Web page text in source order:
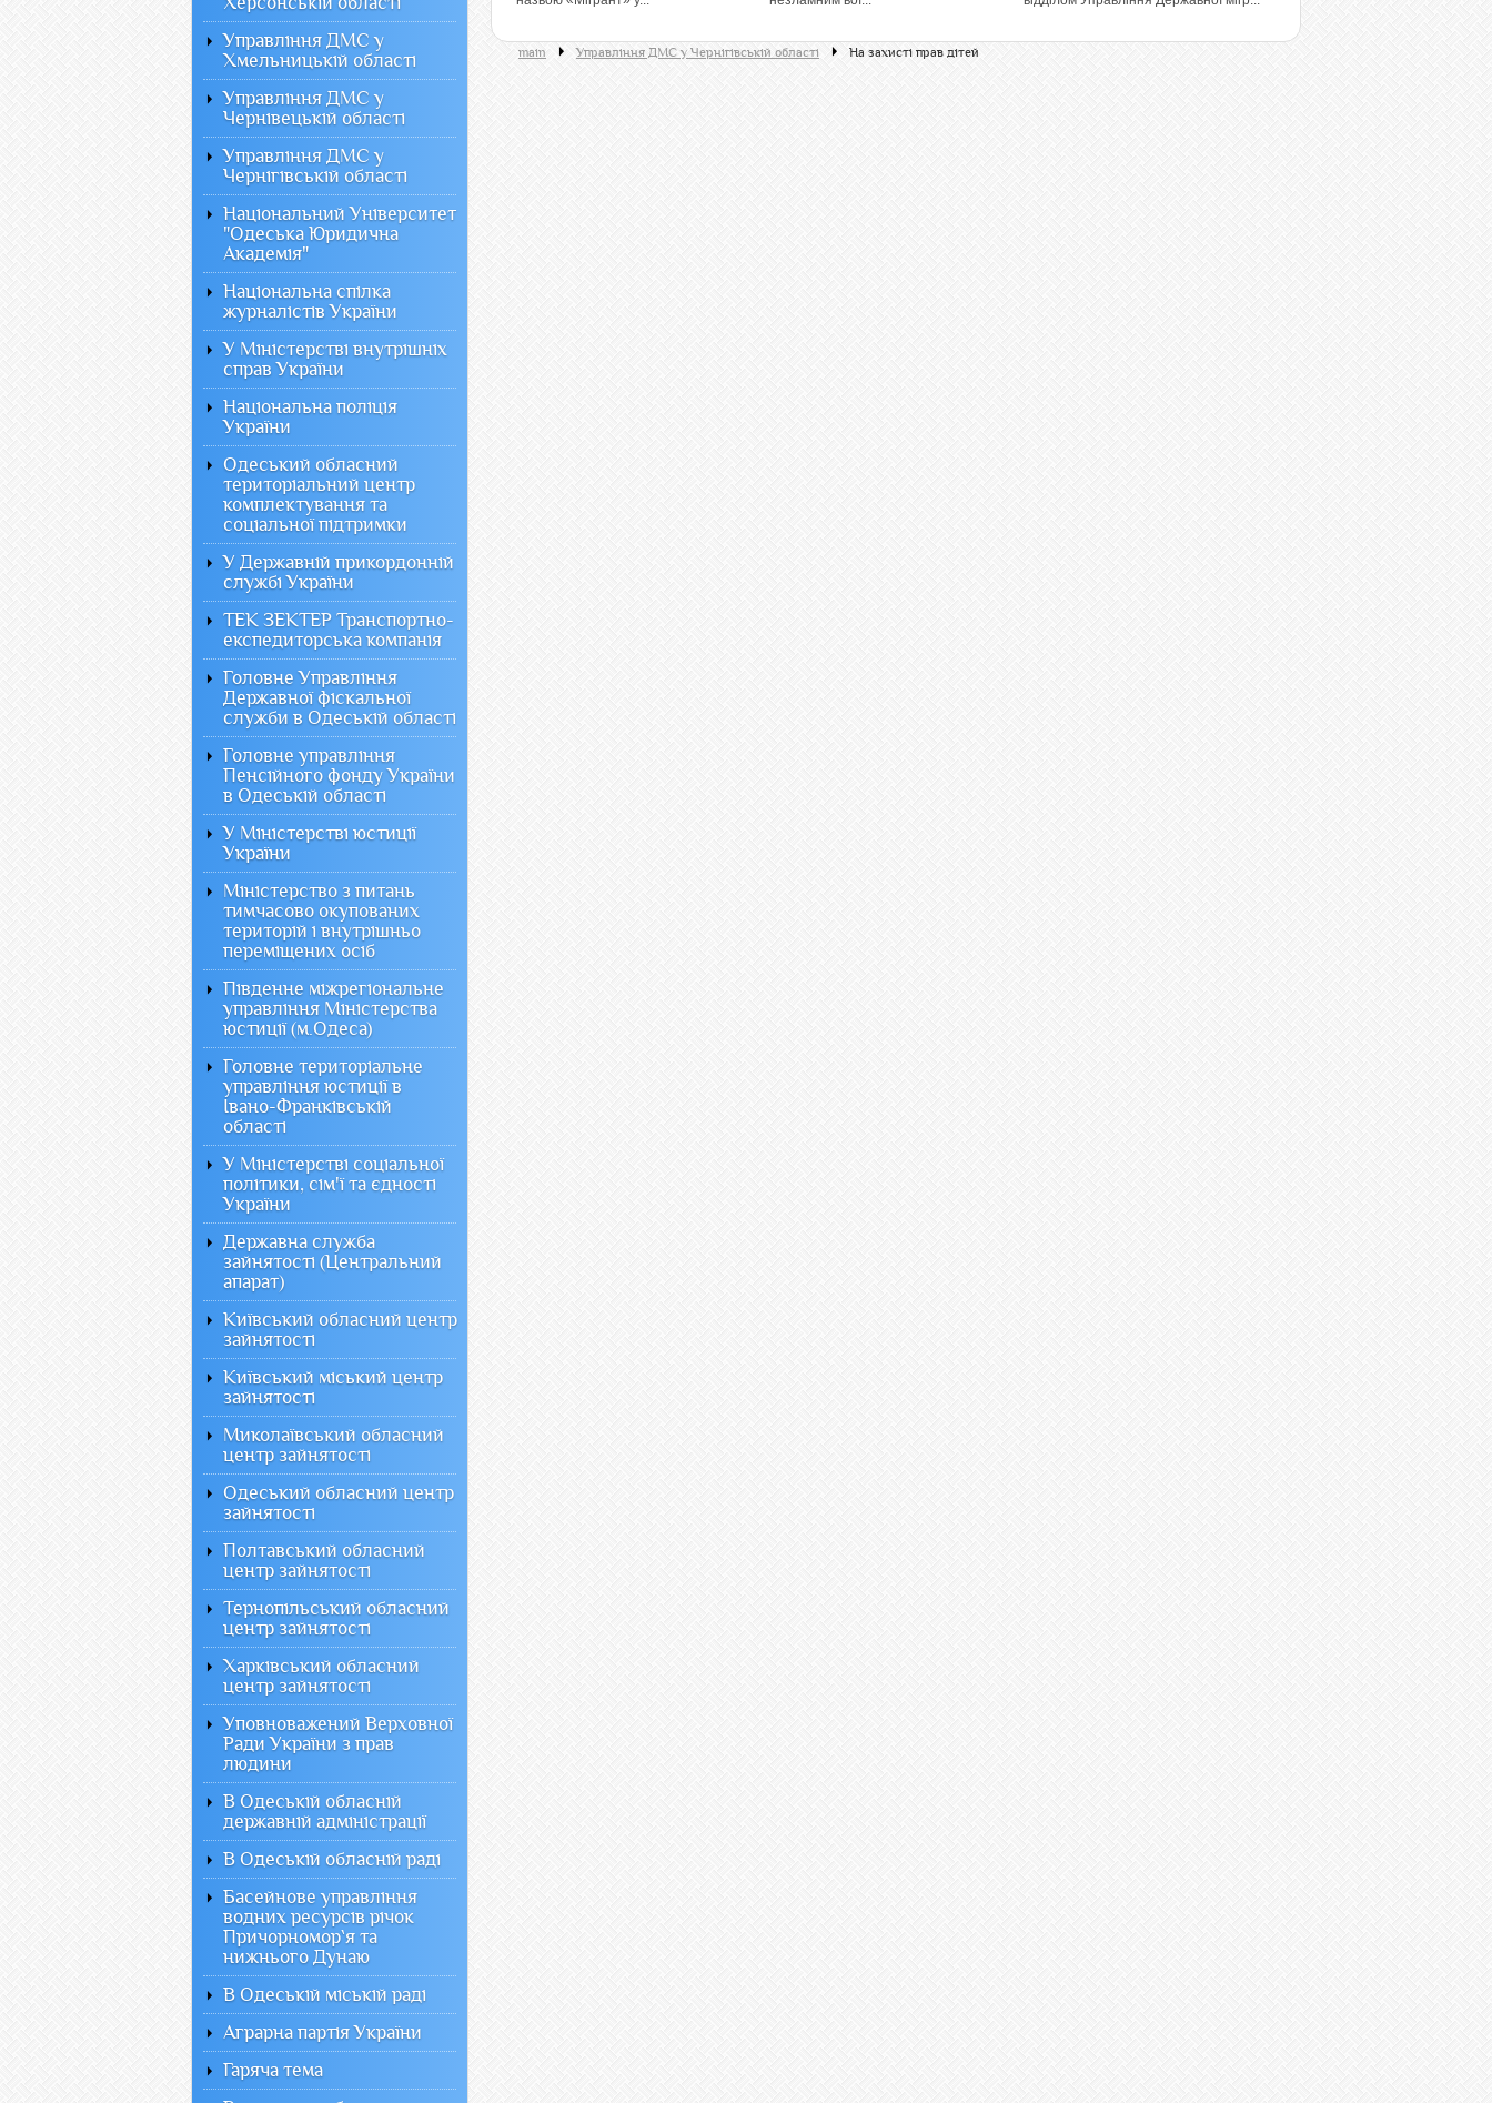
main Управління ДМС у Чернігівській області На захисті прав дітей
Управління ДМС у
Хмельницькій області
Управління ДМС у
Чернівецькій області
Управління ДМС у
Чернігівській області
Національний Університет
"Одеська Юридична
Академія"
Національна спілка
журналістів України
У Міністерстві внутрішніх
справ України
Національна поліція
України
Одеський обласний
територіальний центр
комплектування та
соціальної підтримки
У Державній прикордонній
службі України
ТЕК ЗЕКТЕР Транспортно-
експедиторська компанія
Головне Управління
Державної фіскальної
служби в Одеській області
Головне управління
Пенсійного фонду України
в Одеській області
У Міністерстві юстиції
України
Міністерство з питань
тимчасово окупованих
територій і внутрішньо
переміщених осіб
Південне міжрегіональне
управління Міністерства
юстиції (м.Одеса)
Головне територіальне
управління юстиції в
Івано-Франківській
області
У Міністерстві соціальної
політики, сім'ї та єдності
України
Державна служба
зайнятості (Центральний
апарат)
Київський обласний центр
зайнятості
Київський міський центр
зайнятості
Миколаївський обласний
центр зайнятості
Одеський обласний центр
зайнятості
Полтавський обласний
центр зайнятості
Тернопільський обласний
центр зайнятості
Харківський обласний
центр зайнятості
Уповноважений Верховної
Ради України з прав
людини
В Одеській обласній
державній адміністрації
В Одеській обласній раді
Басейнове управління
водних ресурсів річок
Причорномор`я та
нижнього Дунаю
В Одеській міській раді
Аграрна партія України
Гаряча тема